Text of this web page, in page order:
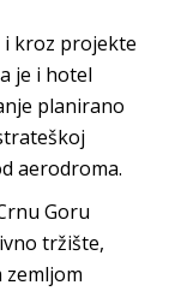
kroz projekte
je i hotel
planirano
aerodroma.
Goru
tržište,
zemljom